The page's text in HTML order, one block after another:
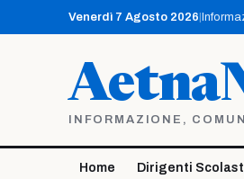
contenuto
Venerdì 7 Agosto 2026
INFORMAZIONE,
Home Dirigenti